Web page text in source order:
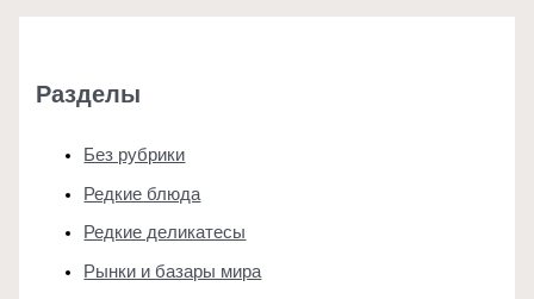
Разделы
Без рубрики
Редкие блюда
Редкие деликатесы
Рынки и базары мира